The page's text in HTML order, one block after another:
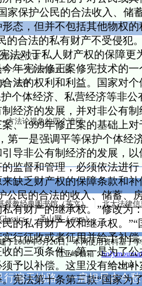
家保护公民的合法收入、储
态，但并不包括其他物权
的合法的私有财产不受侵犯
法对于私人财产权的保障
年宪法修正案修宪技术的
法的权利和利益。国家对
个体经济、私营经济等非
经济的发展，并对非公有
、1999年修正案的基础上
第一是强调平等保护个体经
导非公有制经济的发展，
监督和管理，必须依法进
缺乏财产权的保障条款和
公民的合法的收入、储蓄、
有财产的继承权。”修改为
的私有财产权和继承权。
行征收或者征用并给予补
的三项条件，第一是为了
予以补偿。这里没有给出
宪法第十条第三款“国家为
部分之汉译
：一个封闭的大国
》述评
方法论视角的四个追问
督教经典图书馆（英文）
北大法律信
圣山网（.com）
于2000年5月26日。本网使用资料基于
范亚峰信箱：
© 2000 -
行遍天地路，一肩担尽古今